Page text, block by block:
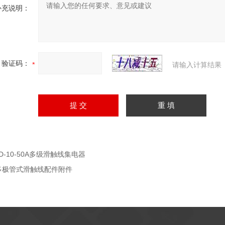
说明：
验证码： 请输入计算结果
10-50A多级滑触线集电器
极管式滑触线配件附件